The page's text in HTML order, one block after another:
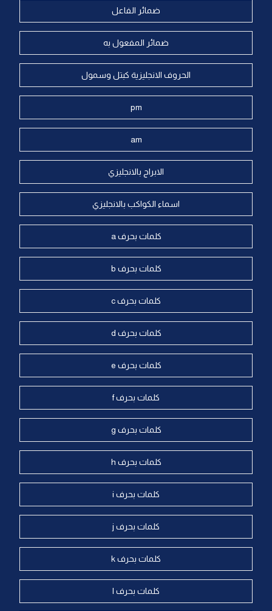
ضمائر الفاعل
ضمائر المفعول به
الحروف الانجليزية كبتل وسمول
pm
am
الابراج بالانجليزي
اسماء الكواكب بالانجليزي
كلمات بحرف a
كلمات بحرف b
كلمات بحرف c
كلمات بحرف d
كلمات بحرف e
كلمات بحرف f
كلمات بحرف g
كلمات بحرف h
كلمات بحرف i
كلمات بحرف j
كلمات بحرف k
كلمات بحرف l